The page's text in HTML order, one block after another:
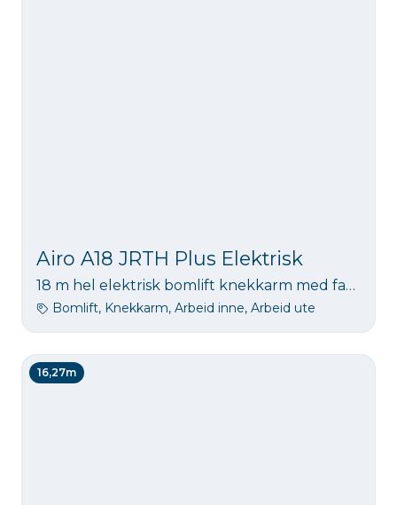
Airo A18 JRTH Plus Elektrisk
18 m hel elektrisk bomlift knekkarm med fantastiske egenskaper i terrenget. Denne har 4 hjuls sving og 4WD. Denne liften har ekstra stor kurv og 400 kg kapasitet i kurven. Denne maskinen er hel elektrisk og er utstyr med diesel generator for lading av batteri hvis det trengs. Den klarer 5 graders helning med fult program og 8 graders helning når ikke man bruker teleskop på bom.
Bomlift, Knekkarm, Arbeid inne, Arbeid ute
16,27m